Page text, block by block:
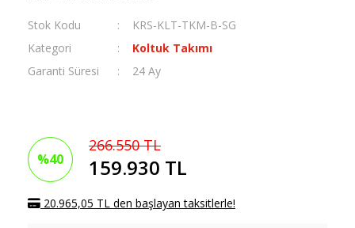
Stok Kodu
KRS-KLT-TKM-B-SG
Kategori
Koltuk Takımı
Garanti Süresi
24 Ay
%40
266.550 TL
159.930 TL
20.965,05 TL den başlayan taksitlerle!